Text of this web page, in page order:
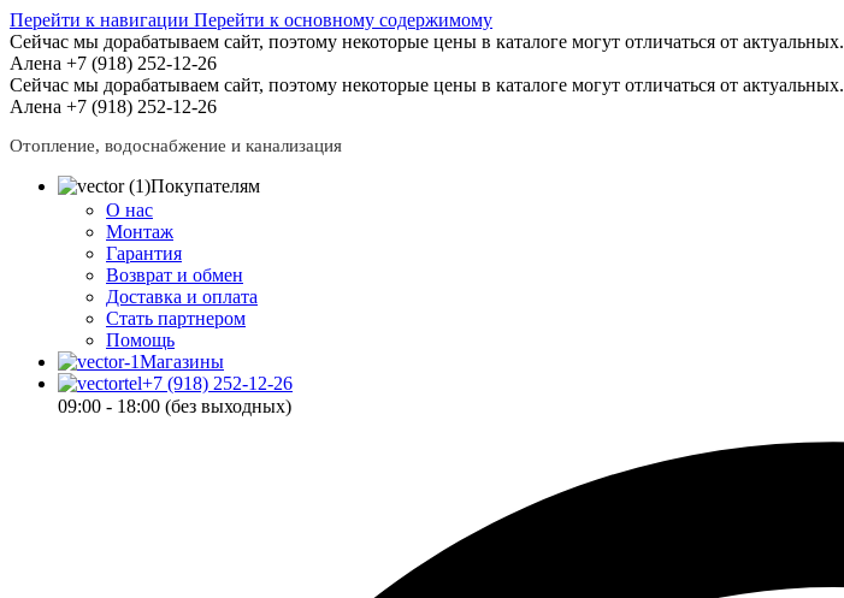
Перейти к навигации Перейти к основному содержимому
Сейчас мы дорабатываем сайт, поэтому некоторые цены в каталоге могут отличаться от актуальных.
Алена +7 (918) 252-12-26
Сейчас мы дорабатываем сайт, поэтому некоторые цены в каталоге могут отличаться от актуальных.
Алена +7 (918) 252-12-26
Отопление, водоснабжение и канализация
Покупателям
О нас
Монтаж
Гарантия
Возврат и обмен
Доставка и оплата
Стать партнером
Помощь
Магазины
+7 (918) 252-12-26
09:00 - 18:00 (без выходных)